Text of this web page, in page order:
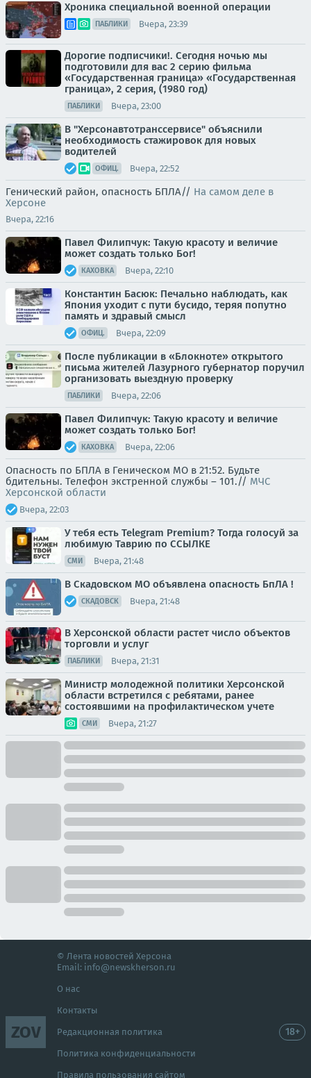
Хроника специальной военной операции
ПАБЛИКИ Вчера, 23:39
Дорогие подписчики!. Сегодня ночью мы
подготовили для вас 2 серию фильма
«Государственная граница» «Государственная
граница», 2 серия, (1980 год)
ПАБЛИКИ Вчера, 23:00
В "Херсонавтотранссервисе" объяснили
необходимость стажировок для новых
водителей
ОФИЦ. Вчера, 22:52
Генический район, опасность БПЛА// На самом деле в
Херсоне
Вчера, 22:16
Павел Филипчук: Такую красоту и величие
может создать только Бог!
КАХОВКА Вчера, 22:10
Константин Басюк: Печально наблюдать, как
Япония уходит с пути бусидо, теряя попутно
память и здравый смысл
ОФИЦ. Вчера, 22:09
После публикации в «Блокноте» открытого
письма жителей Лазурного губернатор поручил
организовать выездную проверку
ПАБЛИКИ Вчера, 22:06
Павел Филипчук: Такую красоту и величие
может создать только Бог!
КАХОВКА Вчера, 22:06
Опасность по БПЛА в Геническом МО в 21:52. Будьте
бдительны. Телефон экстренной службы – 101.// МЧС
Херсонской области
Вчера, 22:03
У тебя есть Telegram Premium? Тогда голосуй за
любимую Таврию по ССЫЛКЕ
СМИ Вчера, 21:48
В Скадовском МО объявлена опасность БпЛА !
СКАДОВСК Вчера, 21:48
В Херсонской области растет число объектов
торговли и услуг
ПАБЛИКИ Вчера, 21:31
Министр молодежной политики Херсонской
области встретился с ребятами, ранее
состоявшими на профилактическом учете
СМИ Вчера, 21:27
ZOV
© Лента новостей Херсона
Email: info@newskherson.ru
О нас
Контакты
Редакционная политика
Политика конфиденциальности
Правила пользования сайтом
18+